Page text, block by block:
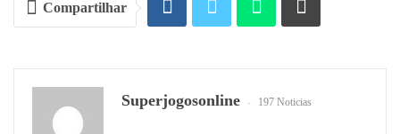
Compartilhar
Superjogosonline 197 Noticias